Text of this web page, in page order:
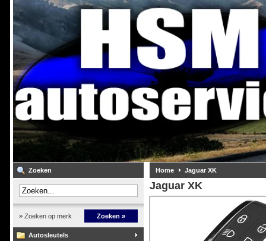
Zoeken
» Zoeken op merk Zoeken »
Autosleutels
Home Jaguar XK
Jaguar XK